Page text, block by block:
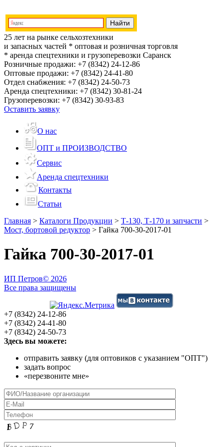
25 лет на рынке сельхозтехники
и запасных частей * оптовая и розничная торговля
* аренда спецтехники и грузоперевозки Саранск
Розничные продажи: +7 (8342) 24-12-86
Оптовые продажи: +7 (8342) 24-41-80
Отдел снабжения: +7 (8342) 24-50-73
Аренда спецтехники: +7 (8342) 30-81-24
Грузоперевозки: +7 (8342) 30-93-83
Оставить заявку
О нас
ОПТ и ПРОИЗВОДСТВО
Сервис
Аренда спецтехники
Контакты
Статьи
Главная > Каталоги Продукции > Т-130, Т-170 и запчасти >
Мост, бортовой редуктор > Гайка 700-30-2017-01
Гайка 700-30-2017-01
ИП Петров© 2026
Все права защищены
+7 (8342) 24-12-86
+7 (8342) 24-41-80
+7 (8342) 24-50-73
Здесь вы можете:
отправить заявку (для оптовиков с указанием "ОПТ")
задать вопрос
«перезвоните мне»